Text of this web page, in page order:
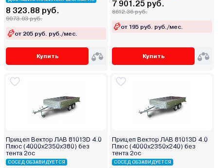
8 323.88 руб.
9073.03 руб.
от 205 руб. руб./мес.
Купить
7 901.25 руб.
8612.36 руб.
от 195 руб. руб./мес.
Купить
Прицеп Вектор ЛАВ 81013D 4.0
Плюс (4000х2350х380) без
тента 2ос
СОСЕД ОБЗАВИДУЕТСЯ
Прицеп Вектор ЛАВ 81013D 4.0
Плюс (4000х2350х240) без
тента 2ос
СОСЕД ОБЗАВИДУЕТСЯ